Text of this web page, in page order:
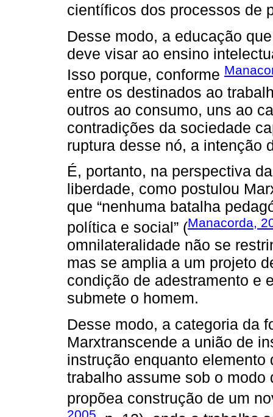
científicos dos processos de
Desse modo, a educação
deve visar ao ensino
Isso porque, conforme
entre os destinados ao
outros ao consumo, uns ao
contradições da sociedade
ruptura desse nó, a intenção
É, portanto, na perspectiva
liberdade, como postulou
que “nenhuma batalha
política e social” (Manacorda,
omnilateralidade não se
mas se amplia a um projeto
condição de adestramento e
submete o homem.
Desse modo, a categoria da
Marxtranscende a união de
instrução enquanto
trabalho assume sob o
propõea construção de um
2005